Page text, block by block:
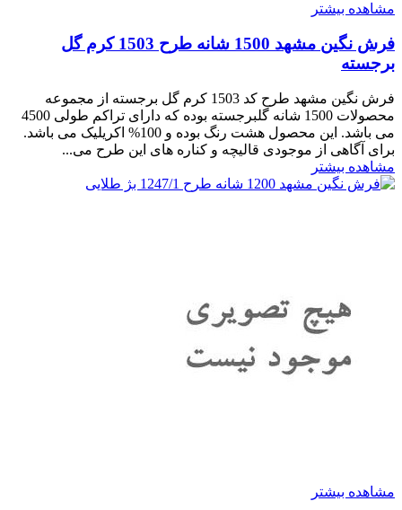
مشاهده بیشتر
فرش نگین مشهد 1500 شانه طرح 1503 کرم گل
برجسته
فرش نگین مشهد طرح کد 1503 کرم گل برجسته از مجموعه
محصولات 1500 شانه گلبرجسته بوده که دارای تراکم طولی 4500
می باشد. این محصول هشت رنگ بوده و 100% اکریلیک می باشد.
برای آگاهی از موجودی قالیچه و کناره های این طرح می...
مشاهده بیشتر
مشاهده بیشتر